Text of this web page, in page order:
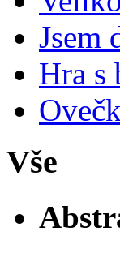
Jsem
Hra s
Vše